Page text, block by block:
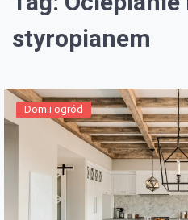
styropianem
Dom i ogród